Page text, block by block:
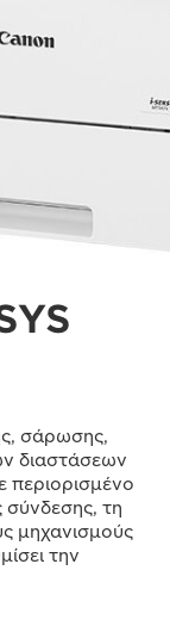
σάρωσης,
διαστάσεων
περιορισμένο
σύνδεσης, τη
μηχανισμούς
την